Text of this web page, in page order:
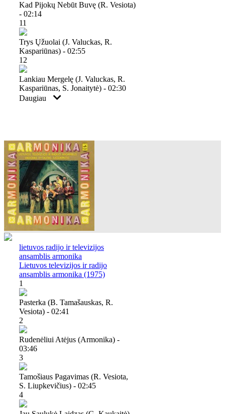
Kad Pijokų Nebūt Buvę (r. Vesiota)
- 02:14
11
Trys Ųžuolai (j. Valuckas, R.
Kaspariūnas) - 02:55
12
Lankiau Mergelę (j. Valuckas, R.
Kaspariūnas, S. Jonaitytė) - 02:30
Daugiau
lietuvos radijo ir televizijos
ansamblis armonika
Lietuvos televizijos ir radijo
ansamblis armonika (1975)
1
Pasterka (b. Tamašauskas, R.
Vesiota) - 02:41
2
Rudenėliui Atėjus (armonika) -
03:46
3
Tamošiaus Pagavimas (r. Vesiota,
S. Liupkevičius) - 02:45
4